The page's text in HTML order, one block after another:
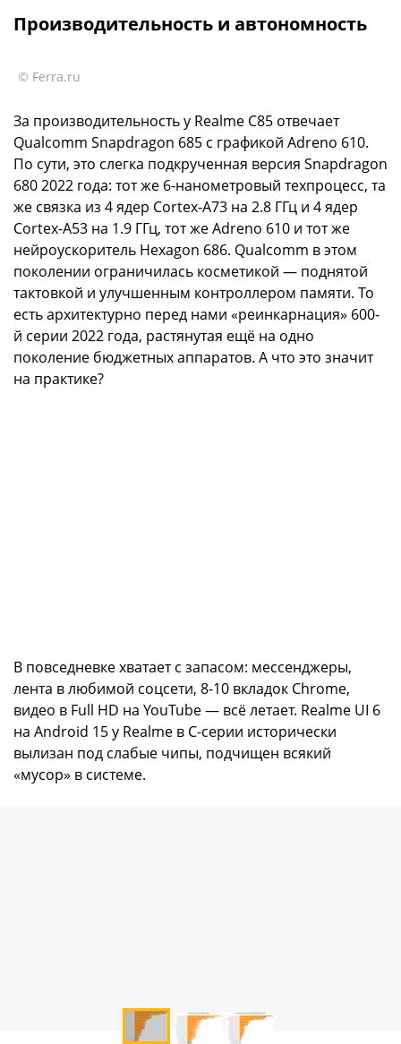
Производительность и автономность
© Ferra.ru
За производительность у Realme C85 отвечает
Qualcomm Snapdragon 685 с графикой Adreno 610.
По сути, это слегка подкрученная версия Snapdragon
680 2022 года: тот же 6-нанометровый техпроцесс, та
же связка из 4 ядер Cortex-A73 на 2.8 ГГц и 4 ядер
Cortex-A53 на 1.9 ГГц, тот же Adreno 610 и тот же
нейроускоритель Hexagon 686. Qualcomm в этом
поколении ограничилась косметикой — поднятой
тактовкой и улучшенным контроллером памяти. То
есть архитектурно перед нами «реинкарнация» 600-
й серии 2022 года, растянутая ещё на одно
поколение бюджетных аппаратов. А что это значит
на практике?
В повседневке хватает с запасом: мессенджеры,
лента в любимой соцсети, 8-10 вкладок Chrome,
видео в Full HD на YouTube — всё летает. Realme UI 6
на Android 15 у Realme в C-серии исторически
вылизан под слабые чипы, подчищен всякий
«мусор» в системе.